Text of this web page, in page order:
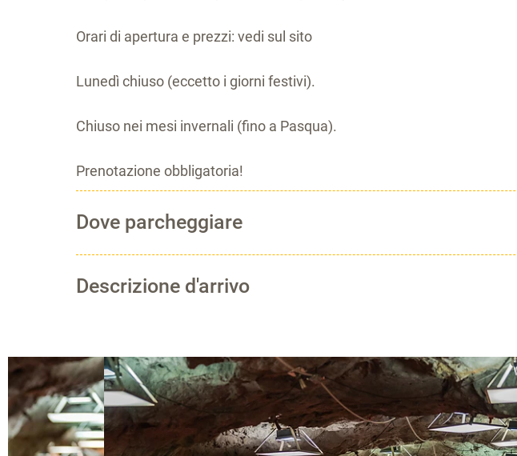
Orari di apertura e prezzi: vedi sul sito
Lunedì chiuso (eccetto i giorni festivi).
Chiuso nei mesi invernali (fino a Pasqua).
Prenotazione obbligatoria!
Dove parcheggiare
Descrizione d'arrivo